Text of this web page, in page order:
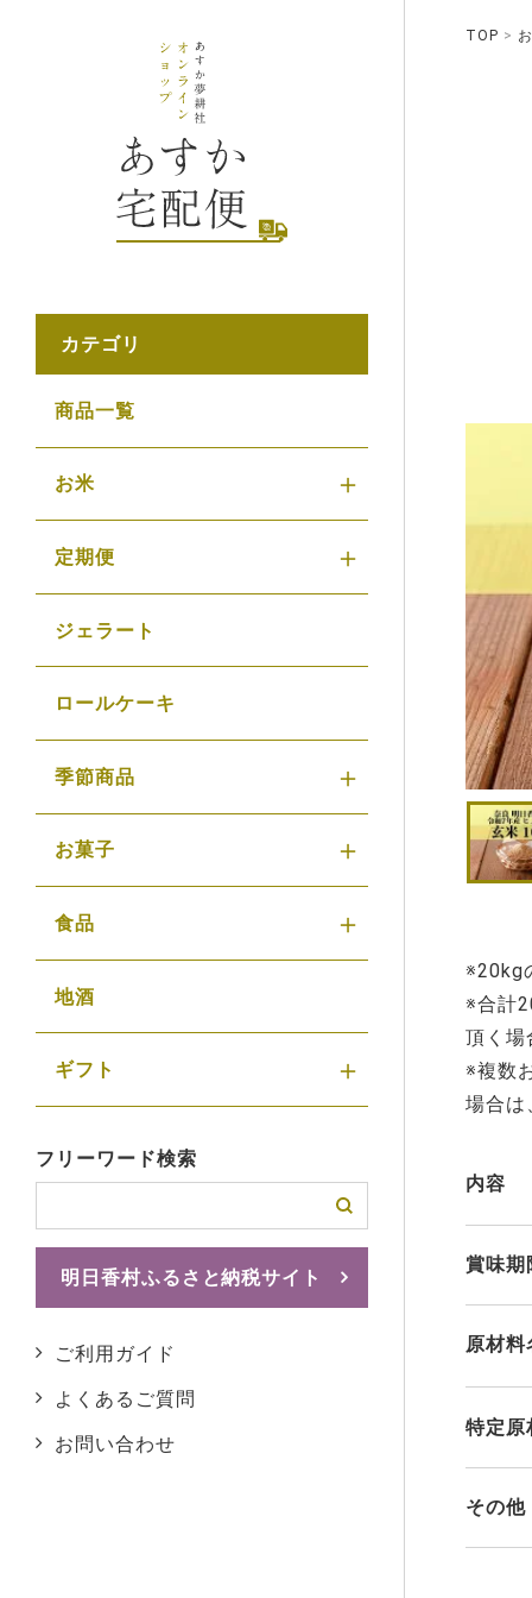
TOP
※20kg
※合計
頂く場
※複数
場合は
内容
賞味期
原材料
特定原
その他
カテゴリ
商品一覧
お米
定期便
ジェラート
ロールケーキ
季節商品
お菓子
食品
地酒
ギフト
フリーワード検索
明日香村ふるさと納税サイト
ご利用ガイド
よくあるご質問
お問い合わせ